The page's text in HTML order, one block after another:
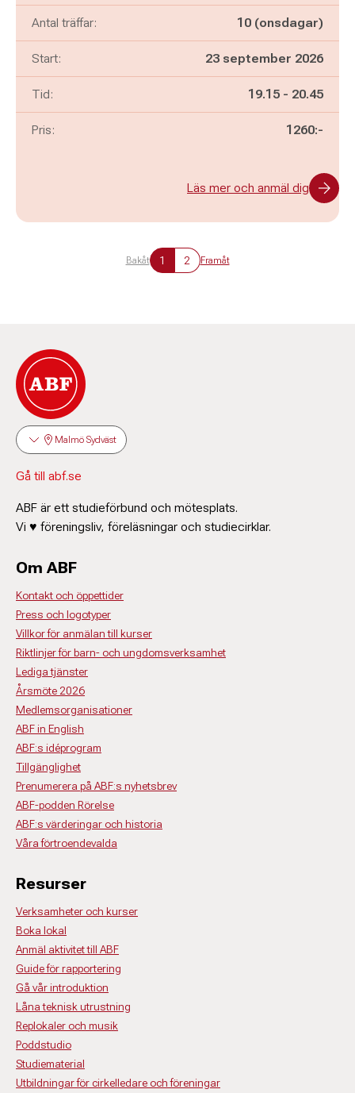
Antal träffar: 10 (onsdagar)
Start: 23 september 2026
Tid: Pågår mellan
19.15 - och
20.45
Pris: 1260:-
Läs mer och anmäl dig
Bakåt 1 2 Framåt
Malmö Sydväst
Gå till abf.se
ABF är ett studieförbund och mötesplats.
Vi ♥ föreningsliv, föreläsningar och studiecirklar.
Om ABF
Kontakt och öppettider
Press och logotyper
Villkor för anmälan till kurser
Riktlinjer för barn- och ungdomsverksamhet
Lediga tjänster
Årsmöte 2026
Medlemsorganisationer
ABF in English
ABF:s idéprogram
Tillgänglighet
Prenumerera på ABF:s nyhetsbrev
ABF-podden Rörelse
ABF:s värderingar och historia
Våra förtroendevalda
Resurser
Verksamheter och kurser
Boka lokal
Anmäl aktivitet till ABF
Guide för rapportering
Gå vår introduktion
Låna teknisk utrustning
Replokaler och musik
Poddstudio
Studiematerial
Utbildningar för cirkelledare och föreningar